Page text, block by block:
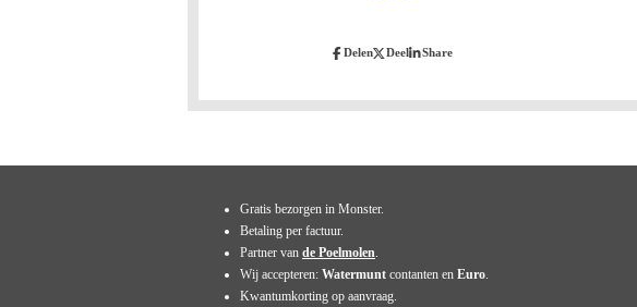
Delen Deel Share
Gratis bezorgen in Monster.
Betaling per factuur.
Partner van de Poelmolen.
Wij accepteren: Watermunt contanten en Euro.
Kwantumkorting op aanvraag.